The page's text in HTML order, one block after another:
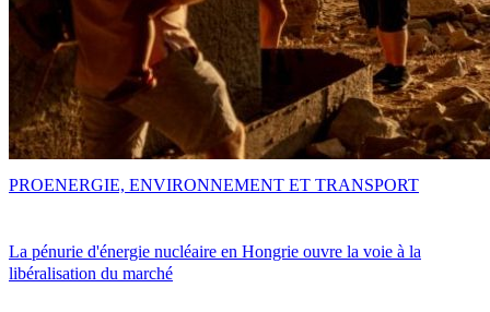
La pénurie d'énergie nucléaire en Hongrie ouvre la voie à la
libéralisation du marché
PROENERGIE, ENVIRONNEMENT ET TRANSPORT